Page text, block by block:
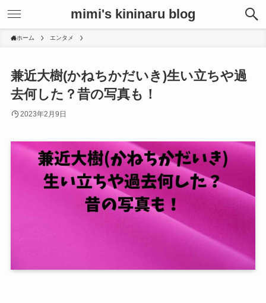
mimi's kininaru blog
ホーム エンタメ
兼近大樹(かねちかだいき)生い立ちや過
去何した？昔の写真も！
2023年2月9日